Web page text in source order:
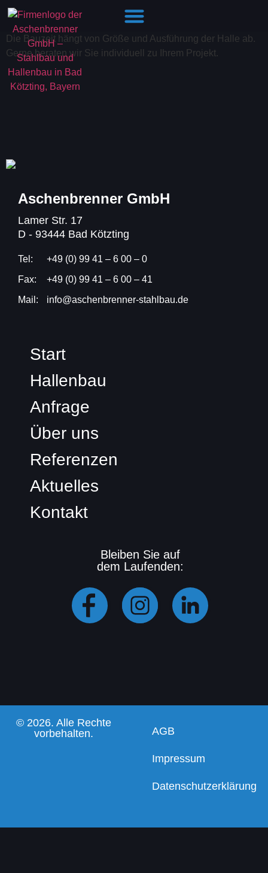
Die Bauzeit hängt von Größe und Ausführung der Halle ab.
Gerne beraten wir Sie individuell zu Ihrem Projekt.
Aschenbrenner GmbH
Lamer Str. 17
D - 93444 Bad Kötzting
Tel:
+49 (0) 99 41 – 6 00 – 0
Fax:
+49 (0) 99 41 – 6 00 – 41
Mail:
info@aschenbrenner-stahlbau.de
Start
Hallenbau
Anfrage
Über uns
Referenzen
Aktuelles
Kontakt
Bleiben Sie auf
dem Laufenden:
© 2026. Alle Rechte
vorbehalten.
AGB
Impressum
Datenschutzerklärung